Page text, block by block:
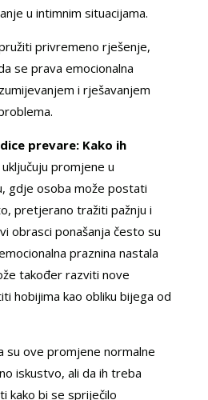
u intimnim situacijama.
privremeno rješenje,
se prava emocionalna
i rješavanjem
prevare: Kako ih
promjene u
gdje osoba može postati
pretjerano tražiti pažnju i
obrasci ponašanja često su
praznina nastala
također razviti nove
hobijima kao obliku bijega od
su ove promjene normalne
iskustvo, ali da ih treba
kako bi se spriječilo